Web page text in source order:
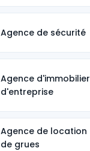
Agence de sécurité
Agence d'immobilier
d'entreprise
Agence de location
de grues